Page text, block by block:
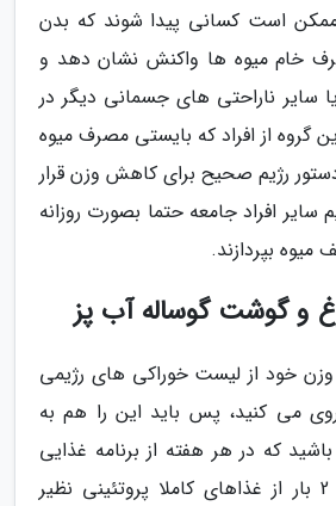
ممکن است کسانی پیدا شوند که بدن
خام میوه ها واکنش نشان دهد و
سایر ناراحتی های جسمانی دیگر در
گروه از افراد که بایستی مصرف میوه
رژیم صحیح برای کاهش وزن قرار
افراد جامعه حتما بصورت روزانه
بپردازند.
و گوشت گوساله آب پز
خود از لیست خوراکی های رژیمی
می کنید، پس باید این را هم به
که در هر هفته از برنامه غذایی
خود بایستی حداقل 2 بار از غذاهای کاملا پروتئینی نظیر